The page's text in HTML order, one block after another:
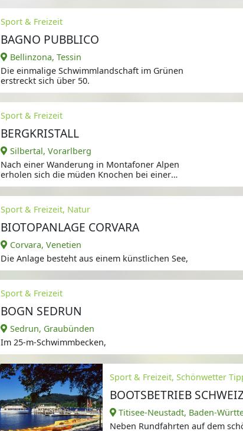
Sport & Freizeit
BAGNO PUBBLICO
Bellinzona, Tessin
Die einmalige Schwimmlandschaft im Grünen
erstreckt sich über 50.
Sport & Freizeit
BERGKRISTALL
Silbertal, Vorarlberg
Nach einer Wanderung in Montafoner Alpen
erholen sich die müden Knochen bei einer
wohltuenden Bade-
Sport & Freizeit, Natur
BIOTOPANLAGE CORVARA
Corvara, Venetien
Die Anlage besteht aus einem künstlichen See,
Sport & Freizeit
BOGN SEDRUN
Sedrun, Graubünden
Im 25-m-Schwimmbecken,
Sport & Freizeit, Schönwetter
BOOTSBETRIEB
Titisee-Neustadt, Baden-
Neben Rundfahrten auf dem